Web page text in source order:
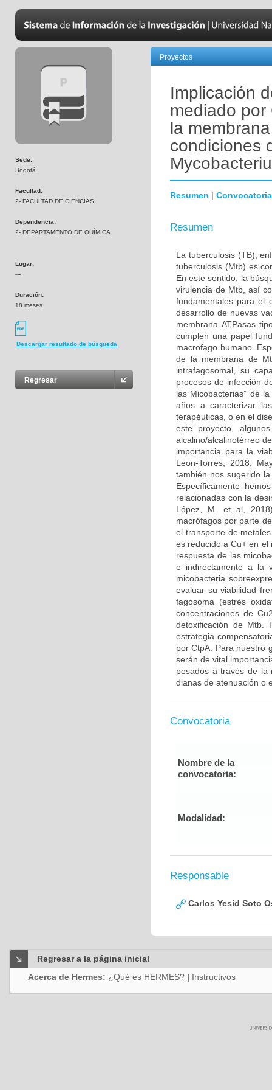
Sede:
Bogotá
Facultad:
2- FACULTAD DE CIENCIAS
Dependencia:
2- DEPARTAMENTO DE QUÍMICA
Lugar:
---
Duración:
18 meses
Descargar resultado de búsqueda
Regresar
Proyectos
Implicación
mediado por
la
condiciones
Resumen | Convocatoria
Resumen
La tuberculosis (TB),
tuberculosis (Mtb) es
En este sentido, la
virulencia de Mtb, así
fundamentales para el
desarrollo de nuevas
membrana ATPasas
cumplen una papel
macrofago humano.
de la membrana de
intrafagosomal, su
procesos de infección
las Micobacterias” de
años a caracterizar
terapéuticas, o en el
este proyecto,
alcalino/alcalinotérreo
importancia para la
Leon-Torres, 2018;
también nos sugerido
Específicamente
relacionadas con la
López, M. et al,
macrófagos por parte
el transporte de
es reducido a Cu+ en el
respuesta de las
e indirectamente a la
micobacteria
evaluar su viabilidad
fagosoma (estrés
concentraciones de
detoxificación de Mtb.
estrategia
por CtpA. Para nuestro
serán de vital
pesados a través de la
dianas de atenuación o
Convocatoria
Nombre de la
convocatoria:
Modalidad:
Responsable
Carlos Yesid Soto
Regresar a la página inicial
Acerca de Hermes: ¿Qué es HERMES? | Instructivos